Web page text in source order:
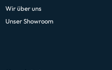
Wir über uns
Unser Showroom